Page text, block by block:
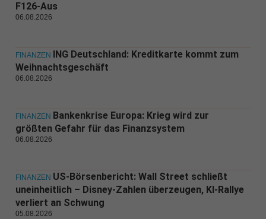
F126-Aus
06.08.2026
FINANZEN
ING Deutschland: Kreditkarte kommt zum
Weihnachtsgeschäft
06.08.2026
FINANZEN Bankenkrise Europa: Krieg wird zur
größten Gefahr für das Finanzsystem
06.08.2026
FINANZEN US-Börsenbericht: Wall Street schließt
uneinheitlich – Disney-Zahlen überzeugen, KI-Rallye
verliert an Schwung
05.08.2026